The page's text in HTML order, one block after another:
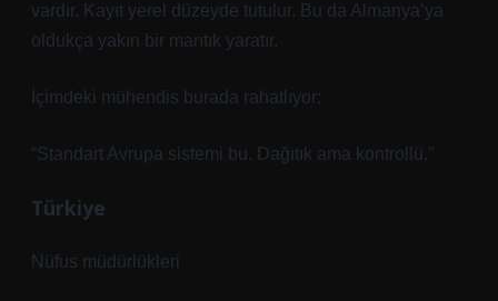
vardır. Kayıt yerel düzeyde tutulur. Bu da Almanya’ya
oldukça yakın bir mantık yaratır.
İçimdeki mühendis burada rahatlıyor:
“Standart Avrupa sistemi bu. Dağıtık ama kontrollü.”
Türkiye
Nüfus müdürlükleri